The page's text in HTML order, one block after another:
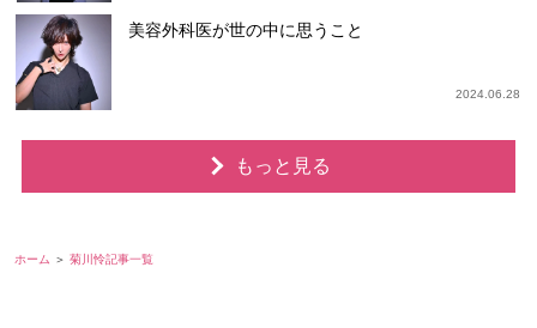
美容外科医が世の中に思うこと
2024.06.28
もっと見る
ホーム 菊川怜記事一覧